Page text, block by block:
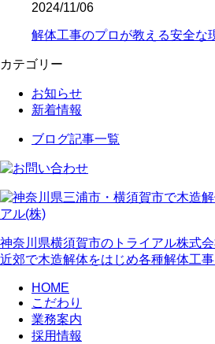
2024/11/06
解体工事のプロが教える安全な
カテゴリー
お知らせ
新着情報
ブログ記事一覧
神奈川県横須賀市のトライアル株式
近郊で木造解体をはじめ各種解体工事
HOME
こだわり
業務案内
採用情報